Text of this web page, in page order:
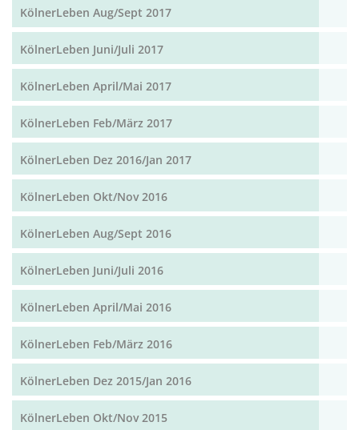
KölnerLeben Aug/Sept 2017
KölnerLeben Juni/Juli 2017
KölnerLeben April/Mai 2017
KölnerLeben Feb/März 2017
KölnerLeben Dez 2016/Jan 2017
KölnerLeben Okt/Nov 2016
KölnerLeben Aug/Sept 2016
KölnerLeben Juni/Juli 2016
KölnerLeben April/Mai 2016
KölnerLeben Feb/März 2016
KölnerLeben Dez 2015/Jan 2016
KölnerLeben Okt/Nov 2015